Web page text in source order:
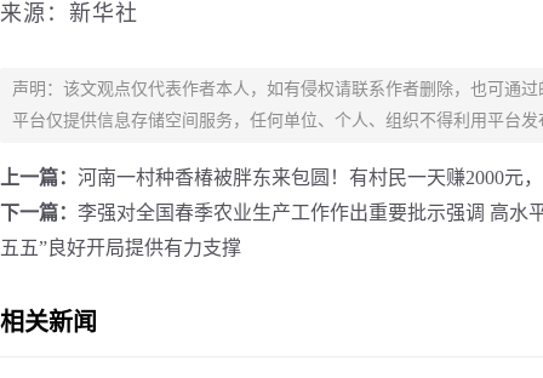
来源：新华社
声明：该文观点仅代表作者本人，如有侵权请联系作者删除，也可通
平台仅提供信息存储空间服务，任何单位、个人、组织不得利用平台
上一篇： 河南一村种香椿被胖东来包圆！有村民一天赚2000元
下一篇： 李强对全国春季农业生产工作作出重要批示强调 高水
五五”良好开局提供有力支撑
相关新闻